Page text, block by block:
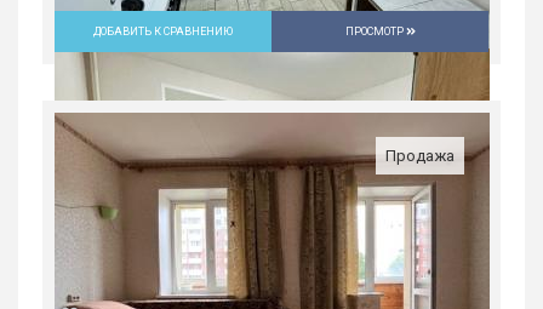
ДОБАВИТЬ К СРАВНЕНИЮ ПРОСМОТР
Продажа